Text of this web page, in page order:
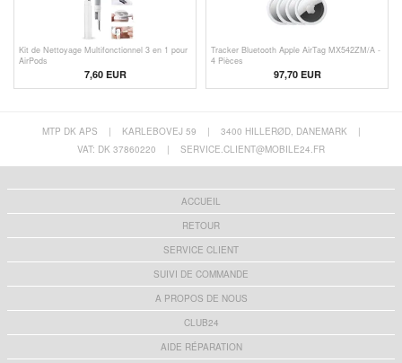
Kit de Nettoyage Multifonctionnel 3 en 1 pour
AirPods
7,60 EUR
Tracker Bluetooth Apple AirTag MX542ZM/A -
4 Pièces
97,70EUR
MTP DK APS | KARLEBOVEJ 59 | 3400 HILLERØD, DANEMARK
|
VAT: DK 37860220
| SERVICE.CLIENT@MOBILE24.FR
ACCUEIL
RETOUR
SERVICE CLIENT
SUIVI DE COMMANDE
A PROPOS DE NOUS
CLUB24
AIDE RÉPARATION